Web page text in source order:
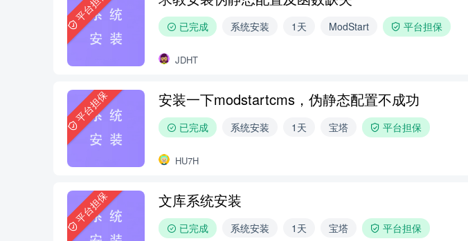
已完成 系统安装 1天 ModStart 平台担保
JDHT
平台担保 安装一下modstartcms，伪静态配置不成功
已完成 系统安装 1天 宝塔 平台担保
HU7H
平台担保 文库系统安装
已完成 系统安装 1天 宝塔 平台担保